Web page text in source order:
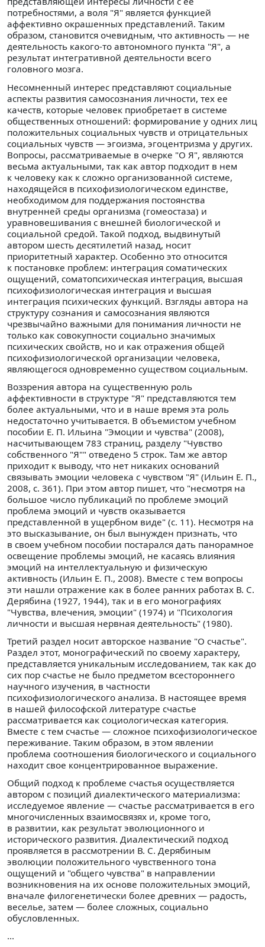
потребностями, а воля "Я" является функцией
аффективно окрашенных представлений. Таким
образом, становится очевидным, что активность — не
деятельность какого-то автономного пункта "Я", а
результат интегративной деятельности всего
головного мозга.
Несомненный интерес представляют социальные
аспекты развития самосознания личности, тех ее
качеств, которые человек приобретает в системе
общественных отношений: формирование у одних лиц
положительных социальных чувств и отрицательных
социальных чувств — эгоизма, эгоцентризма у других.
Вопросы, рассматриваемые в очерке "О Я", являются
весьма актуальными, так как автор подходит в нем
к человеку как к сложно организованной системе,
находящейся в психофизиологическом единстве,
необходимом для поддержания постоянства
внутренней среды организма (гомеостаза) и
уравновешивания с внешней биологической и
социальной средой. Такой подход, выдвинутый
автором шесть десятилетий назад, носит
приоритетный характер. Особенно это относится
к постановке проблем: интеграция соматических
ощущений, соматопсихическая интеграция, высшая
психофизиологическая интеграция и высшая
интеграция психических функций. Взгляды автора на
структуру сознания и самосознания являются
чрезвычайно важными для понимания личности не
только как совокупности социально значимых
психических свойств, но и как отражения общей
психофизиологической организации человека,
являющегося одновременно существом социальным.
Воззрения автора на существенную роль
аффективности в структуре "Я" представляются тем
более актуальными, что и в наше время эта роль
недостаточно учитывается. В объемистом учебном
пособии Е. П. Ильина "Эмоции и чувства" (2008),
насчитывающем 783 страниц, разделу "Чувство
собственного "Я"" отведено 5 строк. Там же автор
приходит к выводу, что нет никаких оснований
связывать эмоции человека с чувством "Я" (Ильин Е. П.,
2008, с. 361). При этом автор пишет, что "несмотря на
большое число публикаций по проблеме эмоций
проблема эмоций и чувств оказывается
представленной в ущербном виде" (с. 11). Несмотря на
это высказывание, он был вынужден признать, что
в своем учебном пособии постарался дать панорамное
освещение проблемы эмоций, не касаясь влияния
эмоций на интеллектуальную и физическую
активность (Ильин Е. П., 2008). Вместе с тем вопросы
эти нашли отражение как в более ранних работах В. С.
Дерябина (1927, 1944), так и в его монографиях
"Чувства, влечения, эмоции" (1974) и "Психология
личности и высшая нервная деятельность" (1980).
Третий раздел носит авторское название "О счастье".
Раздел этот, монографический по своему характеру,
представляется уникальным исследованием, так как до
сих пор счастье не было предметом всестороннего
научного изучения, в частности
психофизиологического анализа. В настоящее время
в нашей философской литературе счастье
рассматривается как социологическая категория.
Вместе с тем счастье — сложное психофизиологическое
переживание. Таким образом, в этом явлении
проблема соотношения биологического и социального
находит свое концентрированное выражение.
Общий подход к проблеме счастья осуществляется
автором с позиций диалектического материализма:
исследуемое явление — счастье рассматривается в его
многочисленных взаимосвязях и, кроме того,
в развитии, как результат эволюционного и
исторического развития. Диалектический подход
проявляется в рассмотрении В. С. Дерябиным
эволюции положительного чувственного тона
ощущений и "общего чувства" в направлении
возникновения на их основе положительных эмоций,
вначале филогенетически более древних — радость,
веселье, затем — более сложных, социально
обусловленных.
...